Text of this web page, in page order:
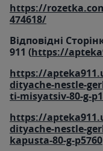
https://
474618/
Відповідні
911 (https://
https://
dityache-nestle-
ti-misyatsiv-80-g-
https://
dityache-nestle-
kapusta-80-g-p5760